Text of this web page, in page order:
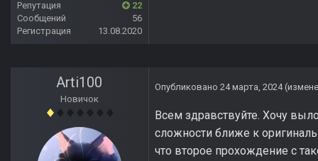
Репутация
22
Сообщений
56
Регистрация
13.08.2020
Arti100
Новичок
Опубликовано 24 марта, 2024
Всем здравствуйте. Хочу
сложности ближе к
что второе прохождение с